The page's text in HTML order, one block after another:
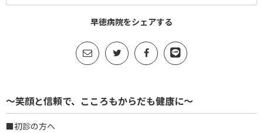
早徳病院をシェアする
～笑顔と信頼で、こころもからだも健康に～
■初診の方へ